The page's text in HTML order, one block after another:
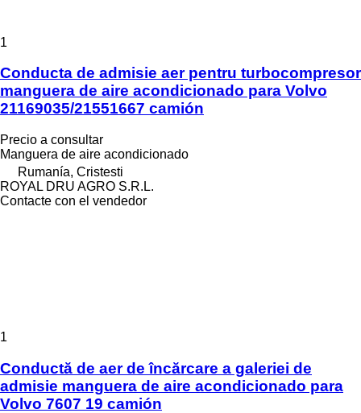
1
Conducta de admisie aer pentru turbocompresor
manguera de aire acondicionado para Volvo
21169035/21551667 camión
Precio a consultar
Manguera de aire acondicionado
Rumanía, Cristesti
ROYAL DRU AGRO S.R.L.
Contacte con el vendedor
1
Conductă de aer de încărcare a galeriei de
admisie manguera de aire acondicionado para
Volvo 7607 19 camión